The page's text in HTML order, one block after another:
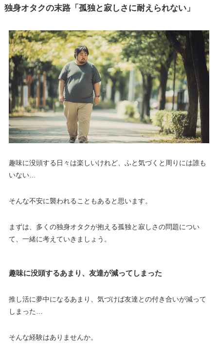
独身オタクの末路「孤独と寂しさに耐えられない」
趣味に没頭する日々は楽しいけれど、ふと気づくと周りには誰も
いない…
そんな不安に襲われることもあると思います。
まずは、多くの独身オタクが抱える孤独と寂しさの問題につい
て、一緒に考えていきましょう。
趣味に没頭するあまり、友達が減ってしまった
推し活に夢中になるあまり、気づけば友達との付き合いが減って
しまった…
そんな経験はありませんか。